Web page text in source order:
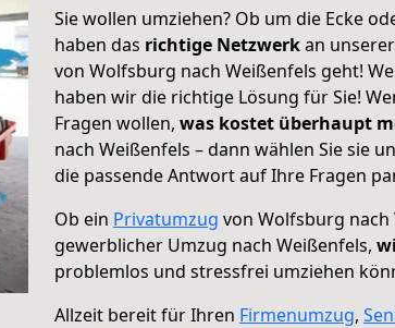
Sie wollen umziehen? Ob um die Ecke
haben das richtige Netzwerkan
von Wolfsburg nach Weißenfels geht!
haben wir die richtige Lösung für Sie!
Fragen wollen, was kostet überhaupt
nach Weißenfels – dann wählen Sie sie
die passende Antwort auf Ihre Fragen
Ob ein Privatumzug von Wolfsburg
gewerblicher Umzug nach Weißenfels,
problemlos und stressfrei umziehen
Allzeit bereit für Ihren Firmenumzug,